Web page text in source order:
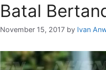
Batal
November 15, 2017 by Ivan